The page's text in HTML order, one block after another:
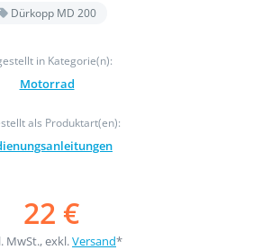
Dürkopp MD 200
in Kategorie(n):
Motorrad
als Produktart(en):
22 €
MwSt., exkl. Versand*